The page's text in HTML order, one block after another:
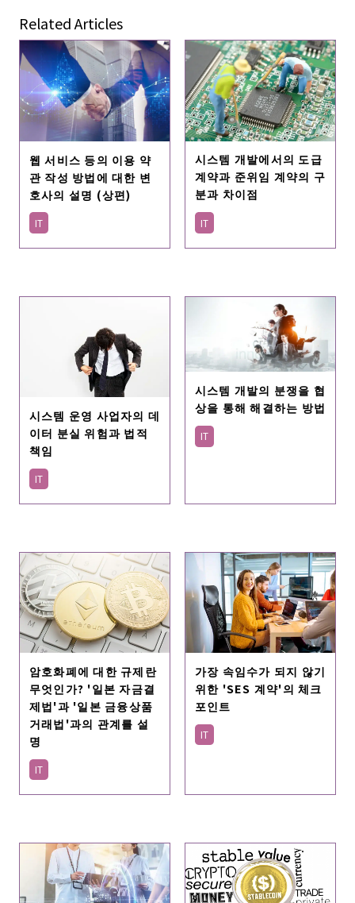
Related Articles
웹 서비스 등의 이용 약
관 작성 방법에 대한 변
호사의 설명 (상편)
IT
시스템 개발에서의 도급
계약과 준위임 계약의 구
분과 차이점
IT
시스템 운영 사업자의 데
이터 분실 위험과 법적
책임
IT
시스템 개발의 분쟁을 협
상을 통해 해결하는 방법
IT
암호화폐에 대한 규제란
무엇인가? '일본 자금결
제법'과 '일본 금융상품
거래법'과의 관계를 설
명
IT
가장 속임수가 되지 않기
위한 'SES 계약'의 체크
포인트
IT